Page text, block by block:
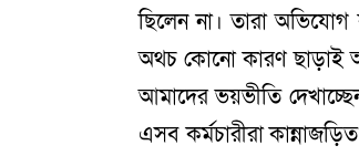
ছিলেন না। তারা
অথচ কোনো কারণ ছাড়াই
আমাদের ভয়ভীতি
এসব কর্মচারীরা